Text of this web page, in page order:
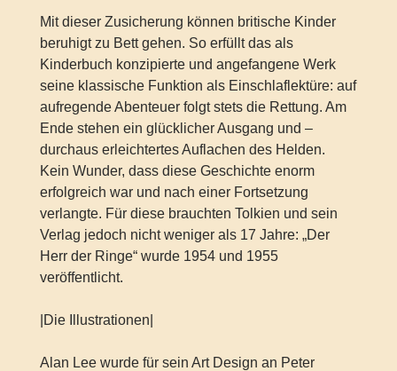
Mit dieser Zusicherung können britische Kinder
beruhigt zu Bett gehen. So erfüllt das als
Kinderbuch konzipierte und angefangene Werk
seine klassische Funktion als Einschlaflektüre: auf
aufregende Abenteuer folgt stets die Rettung. Am
Ende stehen ein glücklicher Ausgang und –
durchaus erleichtertes Auflachen des Helden.
Kein Wunder, dass diese Geschichte enorm
erfolgreich war und nach einer Fortsetzung
verlangte. Für diese brauchten Tolkien und sein
Verlag jedoch nicht weniger als 17 Jahre: „Der
Herr der Ringe“ wurde 1954 und 1955
veröffentlicht.
|Die Illustrationen|
Alan Lee wurde für sein Art Design an Peter